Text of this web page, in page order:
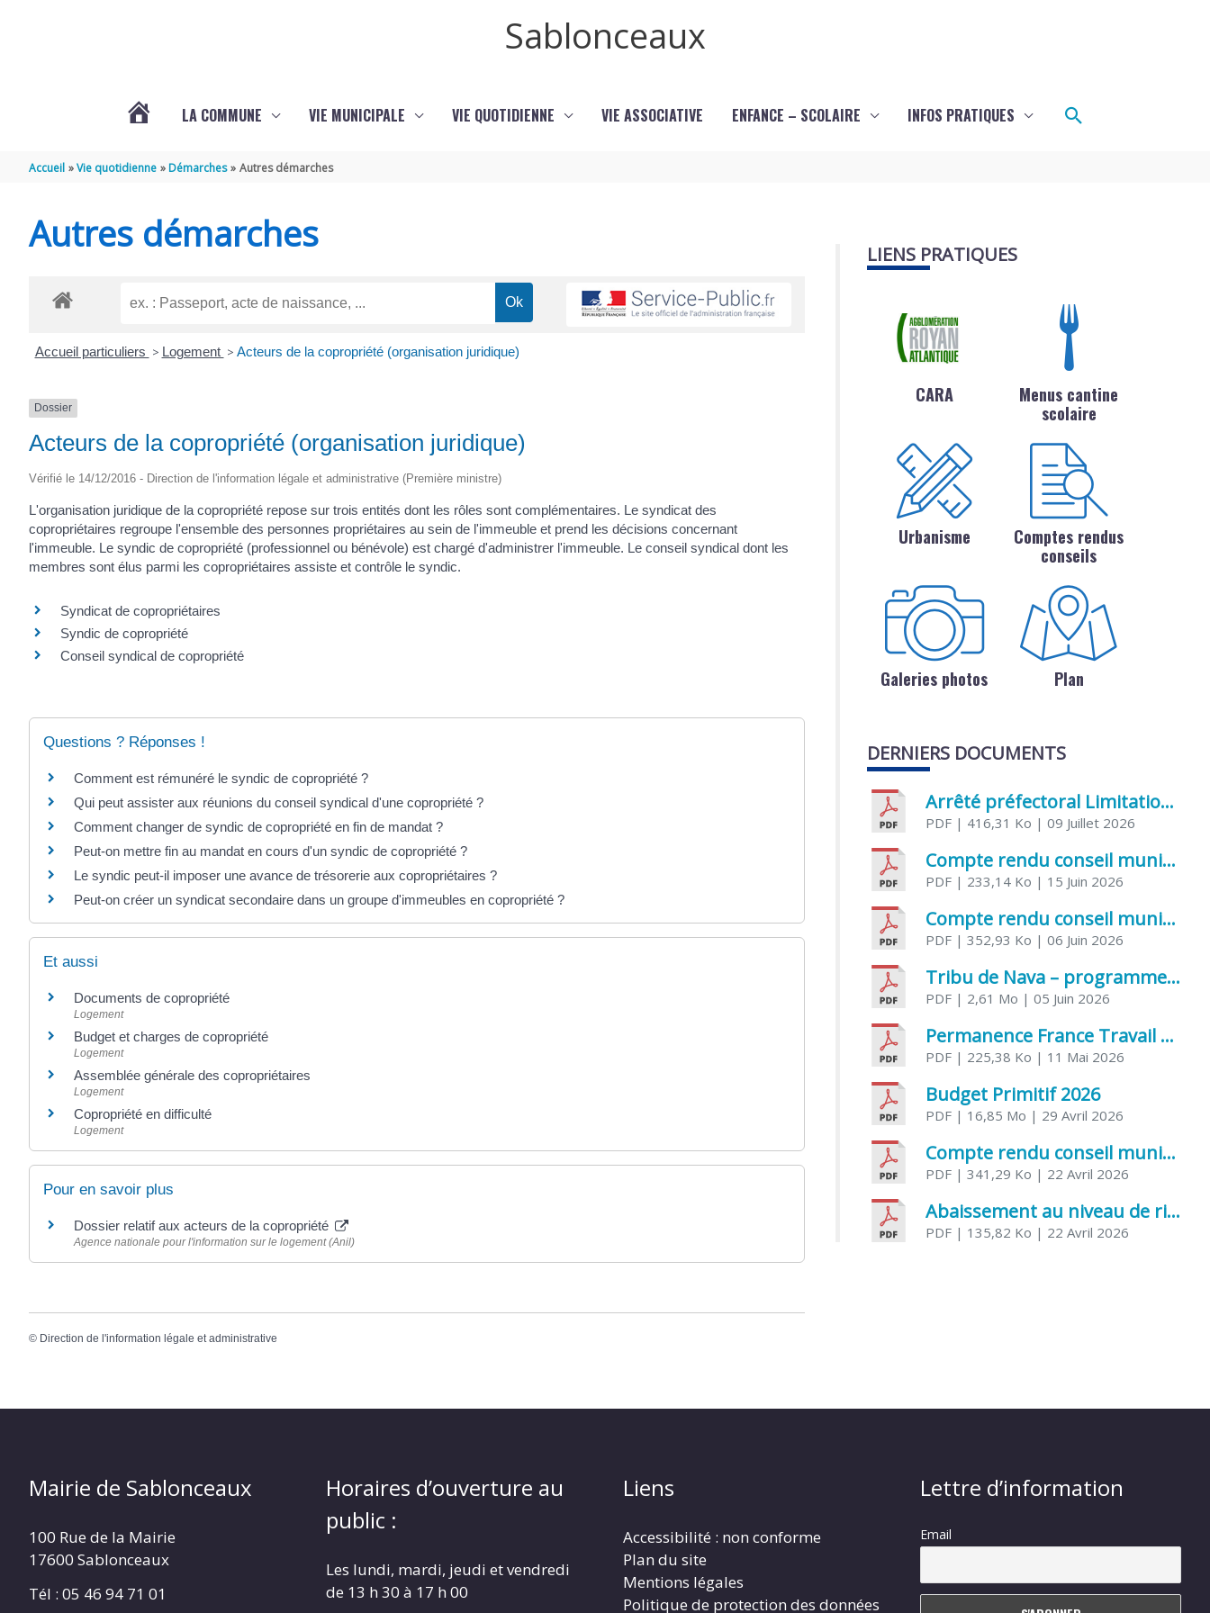
Sablonceaux
LA COMMUNE VIE MUNICIPALE VIE QUOTIDIENNE VIE ASSOCIATIVE ENFANCE – SCOLAIRE INFOS PRATIQUES Rechercher
Accueil Vie quotidienne Démarches Autres démarches
Autres démarches
Accueil particuliers > Logement > Acteurs de la copropriété (organisation juridique)
Dossier
Acteurs de la copropriété (organisation juridique)
Vérifié le 14/12/2016 - Direction de l'information légale et administrative (Première ministre)
L'organisation juridique de la copropriété repose sur trois entités dont les rôles sont complémentaires. Le syndicat des
copropriétaires regroupe l'ensemble des personnes propriétaires au sein de l'immeuble et prend les décisions concernant
l'immeuble. Le syndic de copropriété (professionnel ou bénévole) est chargé d'administrer l'immeuble. Le conseil syndical dont les
membres sont élus parmi les copropriétaires assiste et contrôle le syndic.
Syndicat de copropriétaires
Syndic de copropriété
Conseil syndical de copropriété
Questions ? Réponses !
Comment est rémunéré le syndic de copropriété ?
Qui peut assister aux réunions du conseil syndical d'une copropriété ?
Comment changer de syndic de copropriété en fin de mandat ?
Peut-on mettre fin au mandat en cours d'un syndic de copropriété ?
Le syndic peut-il imposer une avance de trésorerie aux copropriétaires ?
Peut-on créer un syndicat secondaire dans un groupe d'immeubles en copropriété ?
Et aussi
Documents de copropriété
Logement
Budget et charges de copropriété
Logement
Assemblée générale des copropriétaires
Logement
Copropriété en difficulté
Logement
Pour en savoir plus
Dossier relatif aux acteurs de la copropriété
Agence nationale pour l'information sur le logement (Anil)
© Direction de l'information légale et administrative
LIENS PRATIQUES
CARA
Menus cantine
scolaire
Urbanisme
Comptes rendus
conseils
Galeries photos Plan
DERNIERS DOCUMENTS
Arrêté préfectoral Limitation provisoire des usages de l’eau
PDF | 416,31 Ko | 09 Juillet 2026
Compte rendu conseil municipal 5 juin 2026 sénatoriale
PDF | 233,14 Ko | 15 Juin 2026
Compte rendu conseil municipal – 21 avril 2026
PDF | 352,93 Ko | 06 Juin 2026
Tribu de Nava – programme et inscriptions été 2026
PDF | 2,61 Mo | 05 Juin 2026
Permanence France Travail au CCAS de Saujon Juin 2026
PDF | 225,38 Ko | 11 Mai 2026
Budget Primitif 2026
PDF | 16,85 Mo | 29 Avril 2026
Compte rendu conseil municipal – 7 avril 2026
PDF | 341,29 Ko | 22 Avril 2026
Abaissement au niveau de risque modéré de l’Influenza aviaire
PDF | 135,82 Ko | 22 Avril 2026
Mairie de Sablonceaux
100 Rue de la Mairie
17600 Sablonceaux
Tél : 05 46 94 71 01
Horaires d’ouverture au
public :
Les lundi, mardi, jeudi et vendredi
de 13 h 30 à 17 h 00
Liens
Accessibilité : non conforme
Plan du site
Mentions légales
Politique de protection des données
Lettre d’information
Email